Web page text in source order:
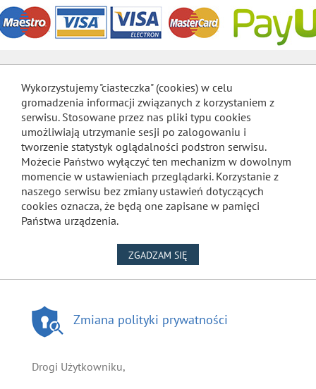
Wykorzystujemy "ciasteczka" (cookies) w celu
gromadzenia informacji związanych z korzystaniem z
serwisu. Stosowane przez nas pliki typu cookies
umożliwiają utrzymanie sesji po zalogowaniu i
tworzenie statystyk oglądalności podstron serwisu.
Możecie Państwo wyłączyć ten mechanizm w dowolnym
momencie w ustawieniach przeglądarki. Korzystanie z
naszego serwisu bez zmiany ustawień dotyczących
cookies oznacza, że będą one zapisane w pamięci
Państwa urządzenia.
ZGADZAM SIĘ
Zmiana polityki prywatności
Drogi Użytkowniku,